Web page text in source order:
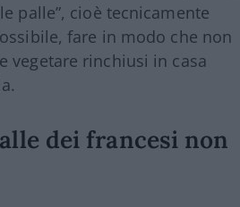
palle”, cioè tecnicamente
fare in modo che non
vegetare rinchiusi in casa
dei francesi non